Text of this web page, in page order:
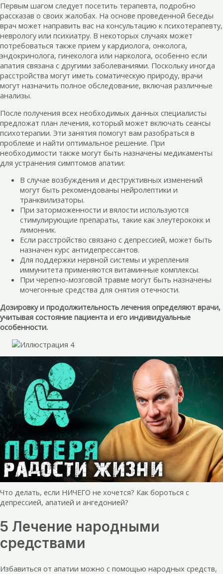
Первым шагом следует посетить терапевта, подробно
рассказав о своих жалобах. На основе проведенной беседы
врач может направить вас на консультацию к психотерапевту,
неврологу или психиатру. В некоторых случаях может
потребоваться также прием у кардиолога, онколога,
эндокринолога, гинеколога или нарколога, особенно если
апатия связана с другими заболеваниями. Поскольку иногда
расстройства могут иметь соматическую природу, врачи
могут назначить полное обследование, включая различные
анализы.
После получения всех необходимых данных специалисты
предложат план лечения, который может включать сеансы
психотерапии. Эти занятия помогут вам разобраться в
проблеме и найти оптимальное решение. При
необходимости также могут быть назначены медикаменты
для устранения симптомов апатии:
В случае возбуждения и деструктивных изменений
могут быть рекомендованы нейролептики и
транквилизаторы.
При заторможенности и вялости используются
стимулирующие препараты, такие как элеутерококк и
лимонник.
Если расстройство связано с депрессией, может быть
назначен курс антидепрессантов.
Для поддержки нервной системы и укрепления
иммунитета применяются витаминные комплексы.
При черепно-мозговой травме могут быть назначены
мочегонные средства для снятия отечности.
Дозировку и продолжительность лечения определяют врачи,
учитывая состояние пациента и его индивидуальные
особенности.
Что делать, если НИЧЕГО не хочется? Как бороться с
депрессией, апатией и ангедонией?
5 Лечение народными
средствами
Избавиться от апатии можно с помощью народных средств,